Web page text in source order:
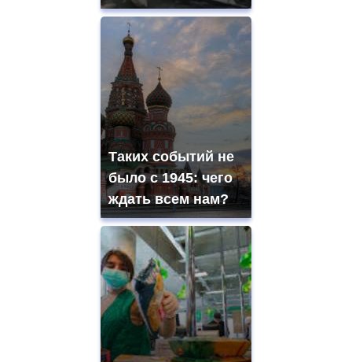
Таких событий не
было с 1945: чего
ждать всем нам?